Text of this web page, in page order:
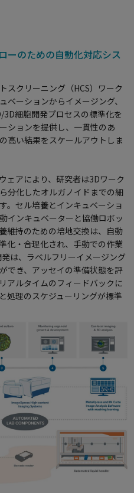
設等のお問い合わせ
ーのための自動化対応シス
スクリーニング（HCS）ワーク
ーションからイメージング、
細胞開発プロセスの標準化を
ションを提供し、一貫性のあ
高い結果をスケールアウトしま
ェアにより、研究者は3Dワーク
分化したオルガノイドまでの細
。セル培養とインキュベーショ
インキュベーターと協働ロボッ
維持のための培地交換は、自動
化・合理化され、手動での作業
は、ラベルフリーイメージング
でき、アッセイの準備状態を評
アルタイムのフィードバックに
処理のスケジューリングが標準